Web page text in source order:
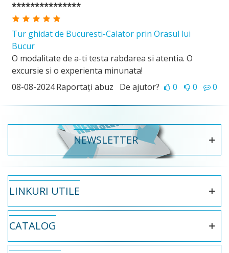
***************
Tur ghidat de Bucuresti-Calator prin Orasul lui
Bucur
O modalitate de a-ti testa rabdarea si atentia. O
excursie si o experienta minunata!
08-08-2024Raportați abuz De ajutor? 0 0 0
NEWSLETTER
LINKURI UTILE
CATALOG